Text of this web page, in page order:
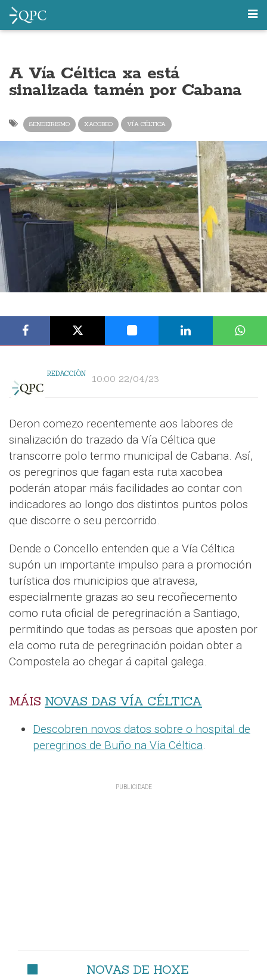
A Vía Céltica xa está
sinalizada tamén por Cabana
SENDEIRISMO XACOBEO VÍA CÉLTICA
REDACCIÓN 10:00 22/04/23
Deron comezo recentemente aos labores de
sinalización do trazado da Vía Céltica que
transcorre polo termo municipal de Cabana. Así,
os peregrinos que fagan esta ruta xacobea
poderán atopar máis facilidades ao contar con
indicadores ao longo dos distintos puntos polos
que discorre o seu percorrido.
Dende o Concello entenden que a Vía Céltica
supón un importante impulso para a promoción
turística dos municipios que atravesa,
especialmente grazas ao seu recoñecemento
como ruta oficial de peregrinación a Santiago,
permitindo que todas as persoas que aposten por
ela como ruta de peregrinación poidan obter a
Compostela ao chegar á capital galega.
MÁIS NOVAS DAS VÍA CÉLTICA
Descobren novos datos sobre o hospital de
peregrinos de Buño na Vía Céltica.
NOVAS DE HOXE